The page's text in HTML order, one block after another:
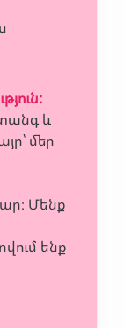
:
և
մեր
Մենք
ենք